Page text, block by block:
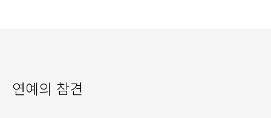
연예의 참견